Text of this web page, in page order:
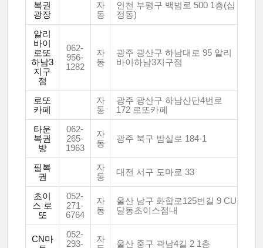
복권
광장
자
동
인천 부평구 백범로 500 1층(십
정동)
알리
바이
로또
하남3
지구
점
062-
956-
1282
자
동
광주 광산구 하남대로 95 알리
바이하남3지구점
로또
카페
자
동
광주 광산구 하남산단4번로
172 로또카페
타운
복권
방
062-
265-
1963
자
동
광주 북구 밤실로 184-1
필복
권
자
동
대전 서구 도마로 33
초이
스 로
또
052-
271-
6764
자
동
울산 남구 화합로125번길 9 CU
달동초이스점내
CN마
052-
293-
자
울산 중구 곽남4길 2 1층